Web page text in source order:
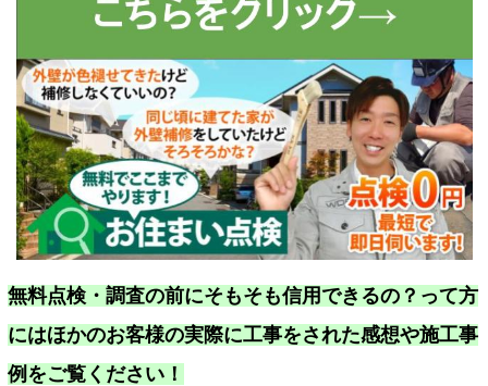
無料点検・調査の前にそもそも信用できるの？って方
にはほかのお客様の実際に工事をされた感想や施工事
例をご覧ください！